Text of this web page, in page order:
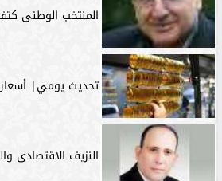
المنتخب الوطنى
تحديث يومي|
النزيف الاقتصادى